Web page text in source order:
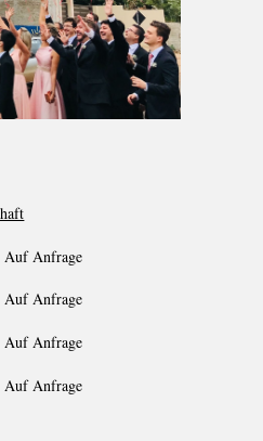
Auf Anfrage
Auf Anfrage
Auf Anfrage
Auf Anfrage